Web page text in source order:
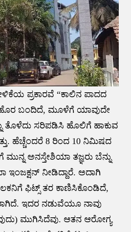
ಪ್ರಕಾರವೆ “ಕಾಲಿನ ಪಾದದ
ಬಂದಿದೆ, ಮೂಳೆಗೆ ಯಾವುದೇ
ತೊಳೆದು ಸರಿಪಡಿಸಿ ಹೊಲಿಗೆ ಹಾಕುವ
ಹೆಚ್ಚೆಂದರೆ 8 ರಿಂದ 10 ನಿಮಿಷದ
ಅನಸ್ತೇಶಿಯಾ ತಜ್ಞರು ಬೆನ್ನು
ನೀಡಿದ್ದಾರೆ. ಅದಾಗಿ
ಫಿಟ್ಸ್ ತರ ಕಾಣಿಸಿಕೊಂಡಿದೆ,
ಇದರ ನಡುವೆಯೂ ನಾವು
ಮುಗಿಸಿದೆವು. ಆತನ ಆರೋಗ್ಯ